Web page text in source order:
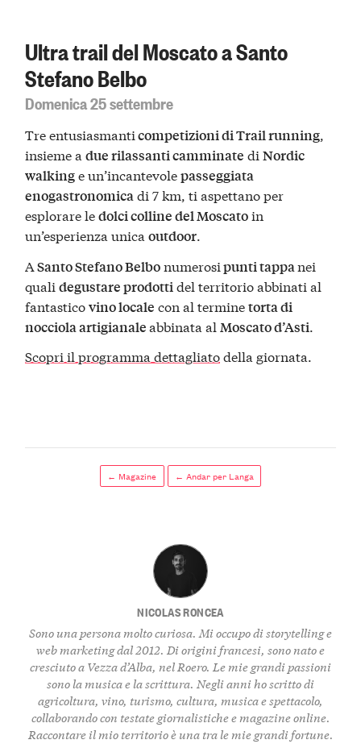
Ultra trail del Moscato a Santo
Stefano Belbo
Domenica 25 settembre
Tre entusiasmanticompetizioni di Trail running,
insieme adue rilassanti camminate diNordic
walkinge un’incantevolepasseggiata
enogastronomicadi 7 km, ti aspettano per
esplorare ledolci colline del Moscatoin
un’esperienza unicaoutdoor.
ASanto Stefano Belbonumerosipunti tappanei
qualidegustare prodottidel territorio abbinati al
fantasticovino locale con al terminetorta di
nocciola artigianaleabbinata al Moscato d’Asti.
Scopri il programma dettagliatodella giornata.
← Magazine ← Andar per Langa
NICOLAS RONCEA
Sono una persona molto curiosa. Mi occupo di storytelling e
web marketing dal 2012. Di origini francesi, sono nato e
cresciuto a Vezza d’Alba, nel Roero. Le mie grandi passioni
sono la musica e la scrittura. Negli anni ho scritto di
agricoltura, vino, turismo, cultura, musica e spettacolo,
collaborando con testate giornalistiche e magazine online.
Raccontare il mio territorio è una tra le mie grandi fortune.